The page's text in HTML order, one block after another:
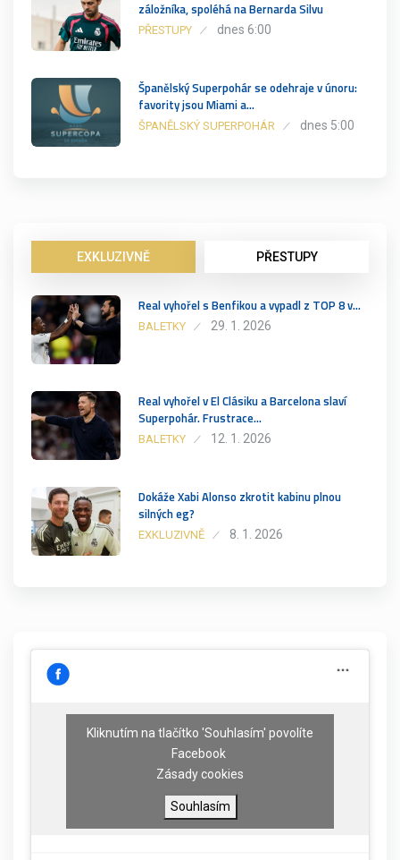
záložníka, spoléhá na Bernarda Silvu
PŘESTUPY dnes 6:00
Španělský Superpohár se odehraje v únoru:
favority jsou Miami a…
ŠPANĚLSKÝ SUPERPOHÁR dnes 5:00
EXKLUZIVNĚ PŘESTUPY
Real vyhořel s Benfikou a vypadl z TOP 8 v…
BALETKY 29. 1. 2026
Real vyhořel v El Clásiku a Barcelona slaví
Superpohár. Frustrace…
BALETKY 12. 1. 2026
Dokáže Xabi Alonso zkrotit kabinu plnou
silných eg?
EXKLUZIVNĚ 8. 1. 2026
Kliknutím na tlačítko 'Souhlasím' povolíte
Facebook
Zásady cookies
Souhlasím